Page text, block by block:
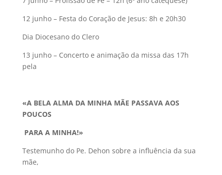
12 junho – Festa do Coração de Jesus: 8h e 20h30
Dia Diocesano do Clero
13 junho – Concerto e animação da missa das 17h
pela
«A BELA ALMA DA MINHA MÃE PASSAVA AOS
POUCOS
PARA A MINHA!»
Testemunho do Pe. Dehon sobre a influência da sua
mãe,